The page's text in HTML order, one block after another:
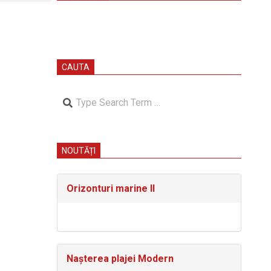
CAUTA
Search
NOUTĂȚI
Orizonturi marine II
Nașterea plajei Modern